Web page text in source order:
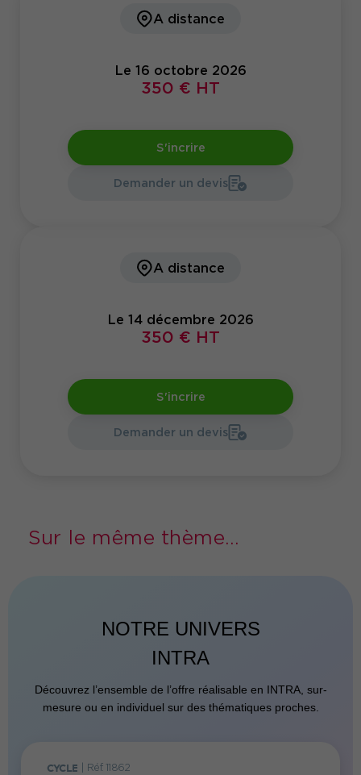
A distance
Le 16 octobre 2026
350 € HT
S'incrire
Demander un devis
A distance
Le 14 décembre 2026
350 € HT
S'incrire
Demander un devis
Sur le même thème...
NOTRE UNIVERS
INTRA
Découvrez l’ensemble de l’offre réalisable en INTRA, sur-
mesure ou en individuel sur des thématiques proches.
CYCLE Réf. 11862